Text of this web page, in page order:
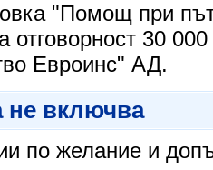
"Помощ при
отговорност 30
Евроинс" АД.
не включва
по желание и